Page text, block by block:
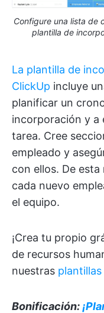
Configure una lista de
plantilla de
La plantilla de
ClickUp incluye
planificar un
incorporación y a
tarea. Cree
empleado y
con ellos. De
cada nuevo
el equipo.
¡Crea tu propio
de recursos
nuestras
Bonificación: